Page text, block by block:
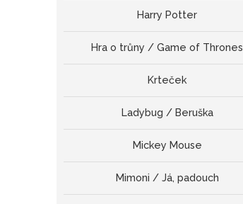
Harry Potter
Hra o trůny / Game of Thrones
Krteček
Ladybug / Beruška
Mickey Mouse
Mimoni / Já, padouch